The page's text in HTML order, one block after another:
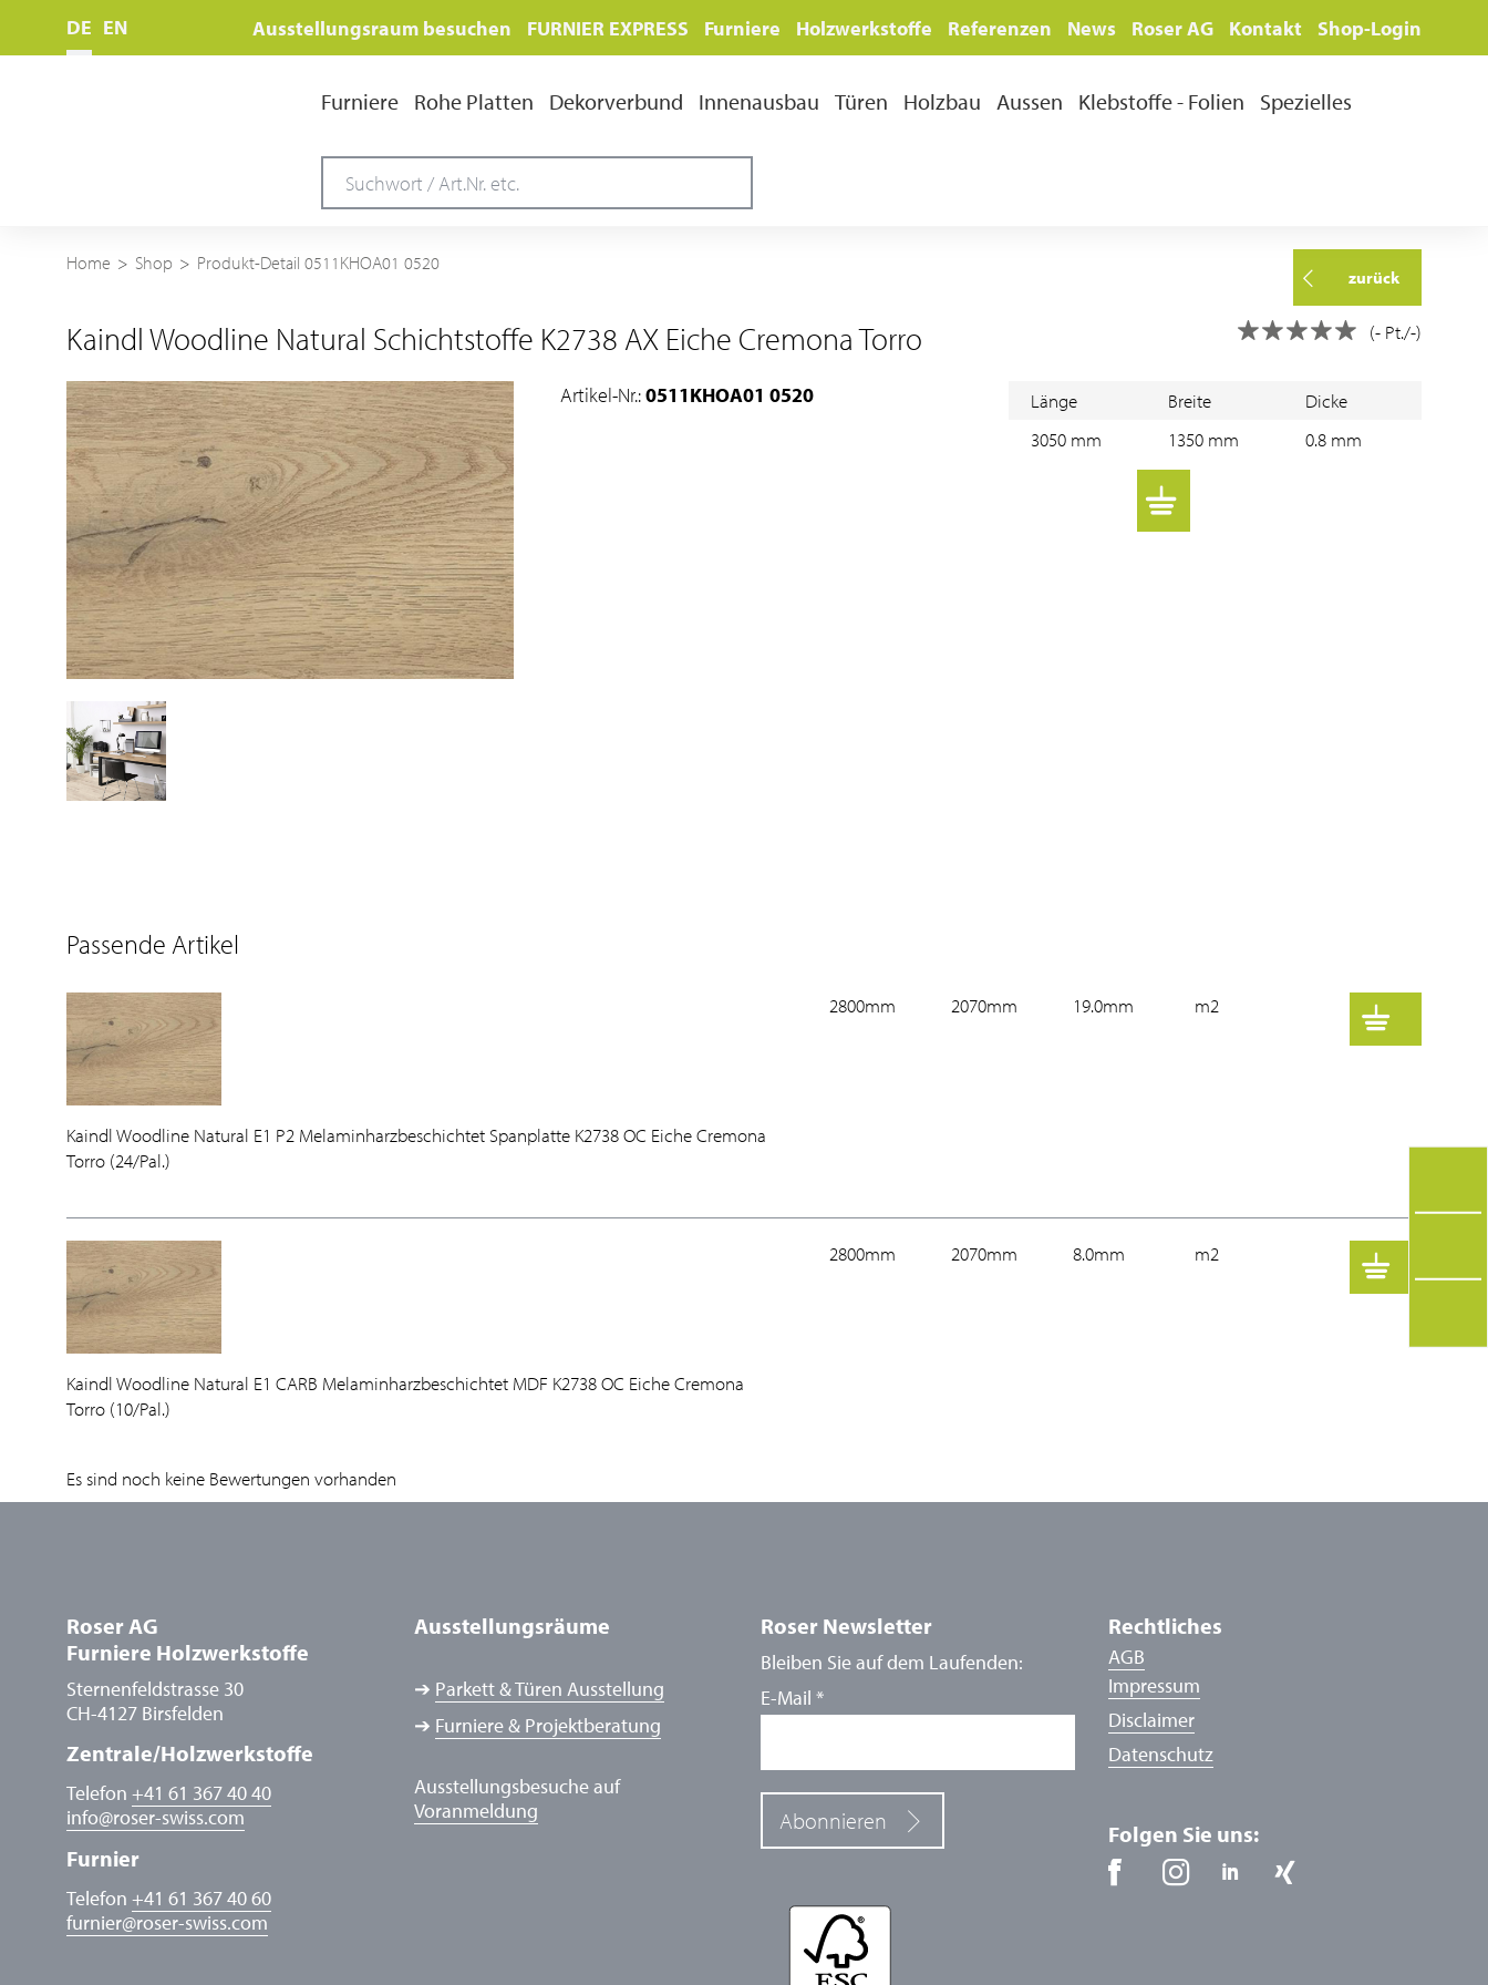
Ausstellungsraum besuchen FURNIER EXPRESS Furniere Holzwerkstoffe Referenzen News Roser AG Kontakt Shop-Login
DE EN
Furniere Rohe Platten Dekorverbund Innenausbau Türen Holzbau Aussen Klebstoffe - Folien Spezielles
Home Shop Produkt-Detail 0511KHOA01 0520
zurück
Kaindl Woodline Natural Schichtstoffe K2738 AX Eiche Cremona Torro (- Pt./-)
Länge Breite
Dicke
3050 mm
1350 mm 0.8 mm
Artikel-Nr.:0511KHOA01 0520
Passende Artikel
Kaindl Woodline Natural E1 P2 Melaminharzbeschichtet Spanplatte K2738 OC Eiche Cremona
Torro (24/Pal.)
2800mm 2070mm 19.0mm m2
Kaindl Woodline Natural E1 CARB Melaminharzbeschichtet MDF K2738 OC Eiche Cremona
Torro (10/Pal.)
2800mm 2070mm 8.0mm m2
Es sind noch keine Bewertungen vorhanden
Roser AG
Furniere Holzwerkstoffe
Sternenfeldstrasse 30
CH-4127 Birsfelden
Zentrale/Holzwerkstoffe
Telefon +41 61 367 40 40
info@roser-swiss.com
Furnier
Telefon +41 61 367 40 60
furnier@roser-swiss.com
Ausstellungsräume
➔ Parkett & Türen Ausstellung
➔ Furniere & Projektberatung
Ausstellungsbesuche auf
Voranmeldung
Roser Newsletter
Bleiben Sie auf dem Laufenden:
E-Mail *
Abonnieren
Rechtliches
AGB
Impressum
Disclaimer
Datenschutz
Folgen Sie uns: